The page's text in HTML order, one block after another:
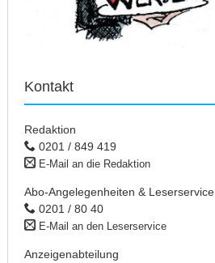
Kontakt
Redaktion
0201 / 849 419
E-Mail an die Redaktion
Abo-Angelegenheiten & Leserservice
0201 / 80 40
E-Mail an den Leserservice
Anzeigenabteilung